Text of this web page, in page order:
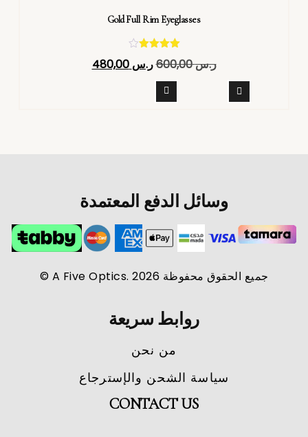
Gold Full Rim Eyeglasses
تم التقييم
4.40
ر.س600,00 ر.س 480,00
وسائل الدفع المعتمدة
جميع الحقوق محفوظة A Five Optics. 2026 ©
روابط سريعة
من نحن
سياسة الشحن والإسترجاع
CONTACT US